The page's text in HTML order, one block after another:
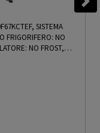
SISTEMA
FRIGORIFERO: NO
NO FROST,
33 DB(A), LAN
DIMENSIONI:
C - PRMG GRADING